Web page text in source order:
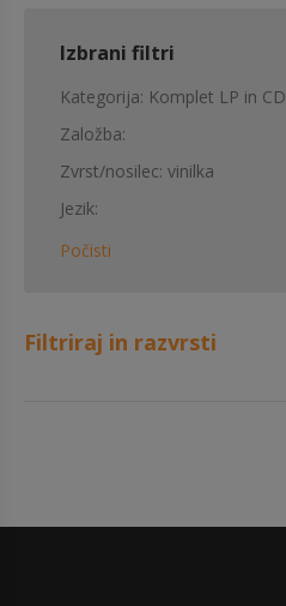
Izbrani filtri
Kategorija Komplet LP in CD
Založba
Zvrst/nosilec vinilka
Jezik
Počisti
Filtriraj in razvrsti